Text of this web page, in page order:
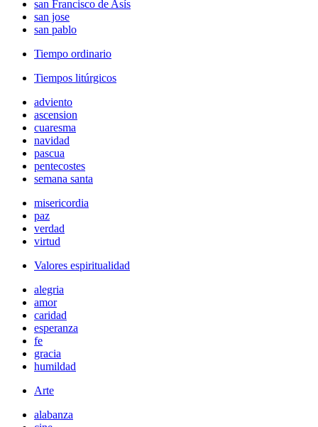
san Francisco de Asís
san jose
san pablo
Tiempo ordinario
Tiempos litúrgicos
adviento
ascension
cuaresma
navidad
pascua
pentecostes
semana santa
misericordia
paz
verdad
virtud
Valores espiritualidad
alegria
amor
caridad
esperanza
fe
gracia
humildad
Arte
alabanza